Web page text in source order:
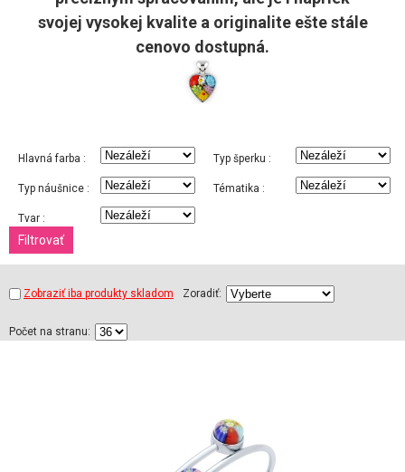
svojej vysokej kvalite a originalite ešte stále
cenovo dostupná.
Hlavná farba : Typ šperku :
Typ náušnice : Tématika :
Tvar :
Zobraziť iba produkty skladom Zoradiť:
Počet na stranu: